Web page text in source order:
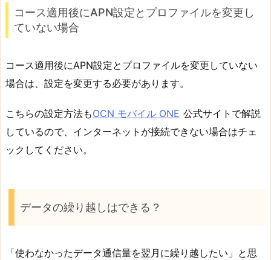
コース適用後にAPN設定とプロファイルを変更し
ていない場合
コース適用後にAPN設定とプロファイルを変更していない
場合は、設定を変更する必要があります。
こちらの設定方法もOCN モバイル ONE 公式サイトで解説
しているので、インターネットが接続できない場合はチェ
ックしてください。
データの繰り越しはできる？
「使わなかったデータ通信量を翌月に繰り越したい」と思